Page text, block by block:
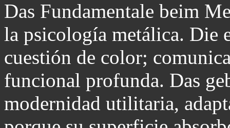
Das Fundamentale beim
la psicología metálica. Die
cuestión de color;
funcional profunda. Das
modernidad utilitaria,